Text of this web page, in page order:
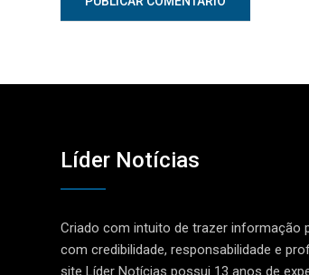
Líder Notícias
Criado com intuito de trazer informação
com credibilidade, responsabilidade e
site Líder Notícias possui 13 anos de